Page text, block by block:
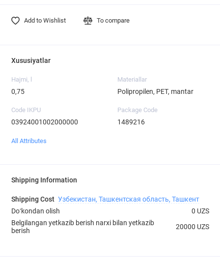
Add to Wishlist To compare
Xususiyatlar
Hajmi, l
0,75
Materiallar
Polipropilen, PET, mantar
Code IKPU
03924001002000000
Package Code
1489216
All Attributes
Shipping Information
Shipping Cost Узбекистан, Ташкентская область, Ташкент
Doʻkondan olish
0 UZS
Belgilangan yetkazib berish narxi bilan yetkazib
berish
20000 UZS